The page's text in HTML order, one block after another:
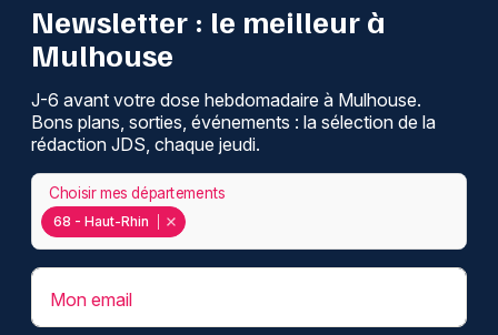
Newsletter : le meilleur à
Mulhouse
J-6 avant votre dose hebdomadaire à Mulhouse.
Bons plans, sorties, événements : la sélection de la
rédaction JDS, chaque jeudi.
68 - Haut-Rhin
Choisir mes départements
Mon email